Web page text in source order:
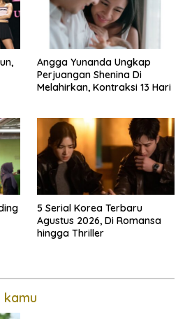
Angga Yunanda Ungkap
Perjuangan Shenina Di
Melahirkan, Kontraksi 13 Hari
5 Serial Korea Terbaru
Agustus 2026, Di Romansa
hingga Thriller
kamu